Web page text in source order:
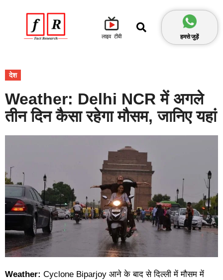
लाइव टीवी हमसे जुड़ें
देश
Weather: Delhi NCR में अगले
तीन दिन कैसा रहेगा मौसम, जानिए यहां
Weather: Cyclone Biparjoy आने के बाद से दिल्ली में मौसम में